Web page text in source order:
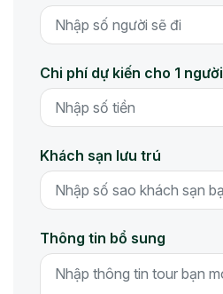
Chi phí dự kiến cho 1 người
Khách sạn lưu trú
Thông tin bổ sung